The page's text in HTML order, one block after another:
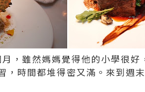
，雖然媽媽覺得他的小學很好
，時間都堆得密又滿。來到週